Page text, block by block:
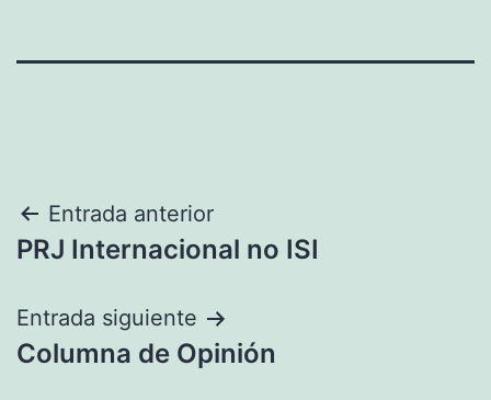
Entrada anterior
PRJ Internacional no ISI
Entrada siguiente
Columna de Opinión